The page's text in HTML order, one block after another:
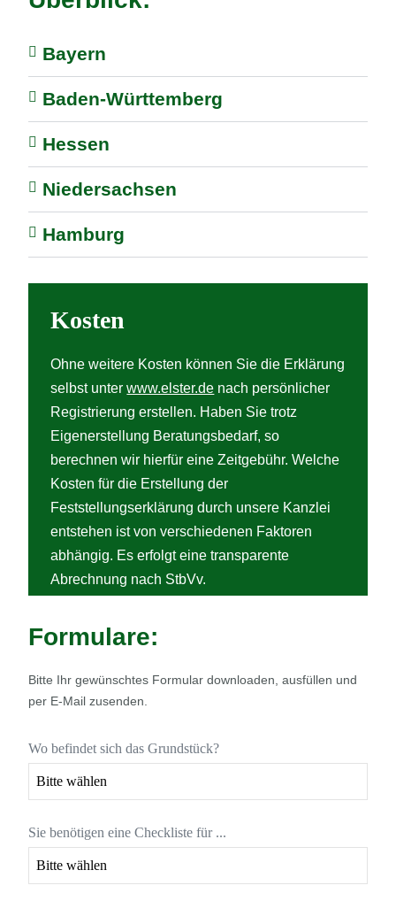
Bayern
Baden-Württemberg
Hessen
Niedersachsen
Hamburg
Kosten
Ohne weitere Kosten können Sie die Erklärung
selbst unterwww.elster.de nach persönlicher
Registrierung erstellen. Haben Sie trotz
Eigenerstellung Beratungsbedarf, so
berechnen wir hierfür eine Zeitgebühr. Welche
Kosten für die Erstellung der
Feststellungserklärung durch unsere Kanzlei
entstehen ist von verschiedenen Faktoren
abhängig. Es erfolgt eine transparente
Abrechnung nach StbVv.
Formulare:
Bitte Ihr gewünschtes Formular downloaden, ausfüllen und
per E-Mail zusenden.
Wo befindet sich das Grundstück?
Sie benötigen eine Checkliste für ...